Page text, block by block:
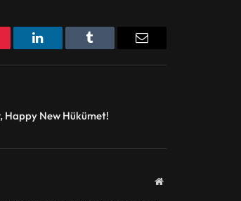
LinkedIn Tumblr Email
Happy New Hükümet!
Website